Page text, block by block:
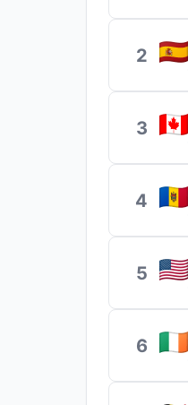
2
3
4
5
6